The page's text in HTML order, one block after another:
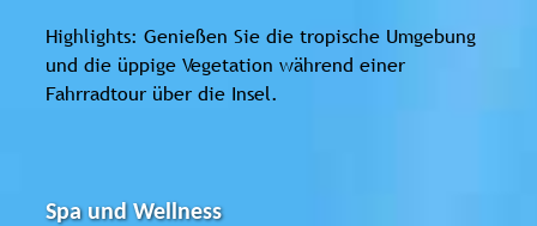
Highlights: Genießen Sie die tropische Umgebung
und die üppige Vegetation während einer
Fahrradtour über die Insel.
Spa und Wellness